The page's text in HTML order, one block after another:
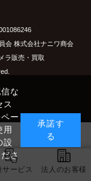
サービス 法人のお客様
会 株式会社ナニワ商会
ラ販売・買取
な
ス
ー
用
設
さ
承諾す
る